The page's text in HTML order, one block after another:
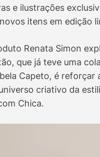
e ilustrações
itens em edição
Renata Simon
que já teve uma
Capeto, é reforçar
criativo da
Chica.